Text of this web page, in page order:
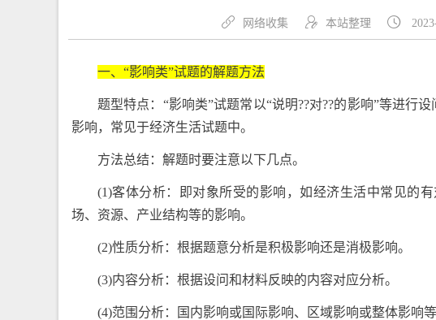
网络收集 本站整理
一、“影响类”试题的解题方法
题型特点：“影响类”试题常以“说明??对??的影响”等进行
影响，常见于经济生活试题中。
方法总结：解题时要注意以下几点。
(1)客体分析：即对象所受的影响，如经济生活中常见的
场、资源、产业结构等的影响。
(2)性质分析：根据题意分析是积极影响还是消极影响。
(3)内容分析：根据设问和材料反映的内容对应分析。
(4)范围分析：国内影响或国际影响、区域影响或整体影响等